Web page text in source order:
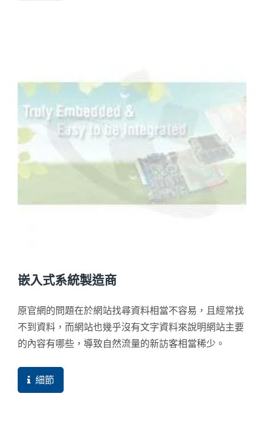
嵌入式系統製造商
原官網的問題在於網站找尋資料相當不容易，且經常找
不到資料，而網站也幾乎沒有文字資料來說明網站主要
的內容有哪些，導致自然流量的新訪客相當稀少。
細節